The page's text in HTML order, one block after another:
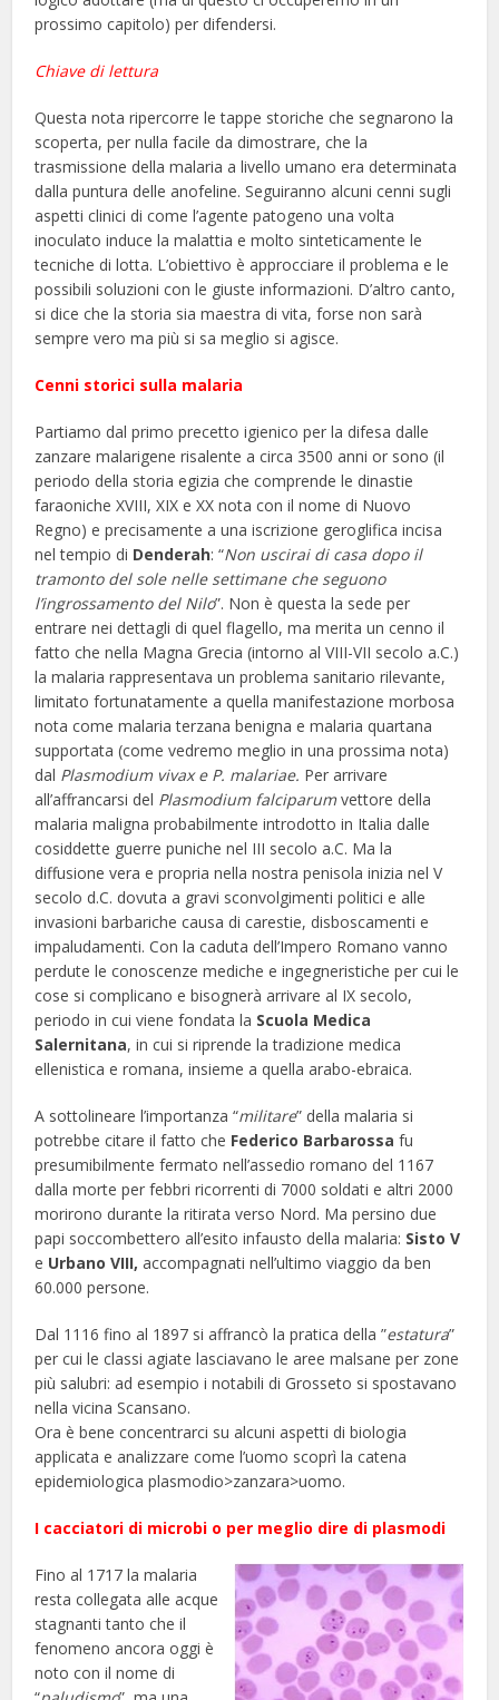
prossimo capitolo) per difendersi.
Chiave di lettura
Questa nota ripercorre le tappe storiche che segnarono la
scoperta, per nulla facile da dimostrare, che la
trasmissione della malaria a livello umano era determinata
dalla puntura delle anofeline. Seguiranno alcuni cenni sugli
aspetti clinici di come l’agente patogeno una volta
inoculato induce la malattia e molto sinteticamente le
tecniche di lotta. L’obiettivo è approcciare il problema e le
possibili soluzioni con le giuste informazioni. D’altro canto,
si dice che la storia sia maestra di vita, forse non sarà
sempre vero ma più si sa meglio si agisce.
Cenni storici sulla malaria
Partiamo dal primo precetto igienico per la difesa dalle
zanzare malarigene risalente a circa 3500 anni or sono (il
periodo della storia egizia che comprende le dinastie
faraoniche XVIII, XIX e XX nota con il nome di Nuovo
Regno) e precisamente a una iscrizione geroglifica incisa
nel tempio di Denderah: “Non uscirai di casa dopo il
tramonto del sole nelle settimane che seguono
l’ingrossamento del Nilo”. Non è questa la sede per
entrare nei dettagli di quel flagello, ma merita un cenno il
fatto che nella Magna Grecia (intorno al VIII-VII secolo a.C.)
la malaria rappresentava un problema sanitario rilevante,
limitato fortunatamente a quella manifestazione morbosa
nota come malaria terzana benigna e malaria quartana
supportata (come vedremo meglio in una prossima nota)
dal Plasmodium vivax e P. malariae. Per arrivare
all’affrancarsi del Plasmodium falciparumvettore della
malaria maligna probabilmente introdotto in Italia dalle
cosiddette guerre puniche nel III secolo a.C. Ma la
diffusione vera e propria nella nostra penisola inizia nel V
secolo d.C. dovuta a gravi sconvolgimenti politici e alle
invasioni barbariche causa di carestie, disboscamenti e
impaludamenti. Con la caduta dell’Impero Romano vanno
perdute le conoscenze mediche e ingegneristiche per cui le
cose si complicano e bisognerà arrivare al IX secolo,
periodo in cui viene fondata la Scuola Medica
Salernitana, in cui si riprende la tradizione medica
ellenistica e romana, insieme a quella arabo-ebraica.
A sottolineare l’importanza “militare” della malaria si
potrebbe citare il fatto che Federico Barbarossa fu
presumibilmente fermato nell’assedio romano del 1167
dalla morte per febbri ricorrenti di 7000 soldati e altri 2000
morirono durante la ritirata verso Nord. Ma persino due
papi soccombettero all’esito infausto della malaria: Sisto V
e Urbano VIII, accompagnati nell’ultimo viaggio da ben
60.000 persone.
Dal 1116 fino al 1897 si affrancò la pratica della ”estatura”
per cui le classi agiate lasciavano le aree malsane per zone
più salubri: ad esempio i notabili di Grosseto si spostavano
nella vicina Scansano.
Ora è bene concentrarci su alcuni aspetti di biologia
applicata e analizzare come l’uomo scoprì la catena
epidemiologica plasmodio>zanzara>uomo.
I cacciatori di microbi o per meglio dire di plasmodi
Fino al 1717 la malaria
resta collegata alle acque
stagnanti tanto che il
fenomeno ancora oggi è
noto con il nome di